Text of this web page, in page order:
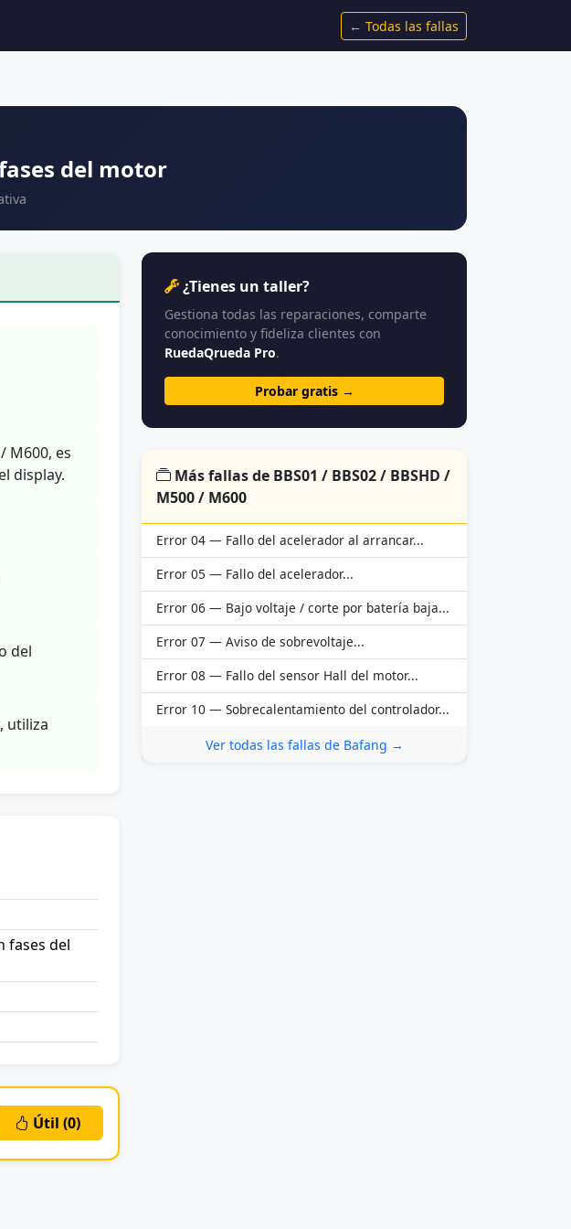
← Todas las fallas
del motor
M600, es
display.
del
utiliza
fases del
Útil (0)
¿Tienes un taller?
Gestiona todas las reparaciones, comparte
conocimiento y fideliza clientes con
RuedaQrueda Pro.
Probar gratis →
Más fallas de BBS01 / BBS02 / BBSHD /
M500 / M600
Error 04 — Fallo del acelerador al arrancar...
Error 05 — Fallo del acelerador...
Error 06 — Bajo voltaje / corte por batería baja...
Error 07 — Aviso de sobrevoltaje...
Error 08 — Fallo del sensor Hall del motor...
Error 10 — Sobrecalentamiento del controlador...
Ver todas las fallas de Bafang →